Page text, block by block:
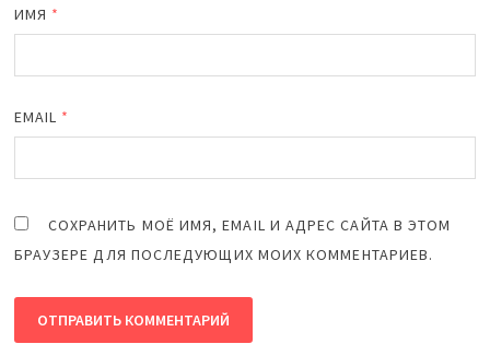
ИМЯ *
EMAIL *
СОХРАНИТЬ МОЁ ИМЯ, EMAIL И АДРЕС САЙТА В ЭТОМ
БРАУЗЕРЕ ДЛЯ ПОСЛЕДУЮЩИХ МОИХ КОММЕНТАРИЕВ.